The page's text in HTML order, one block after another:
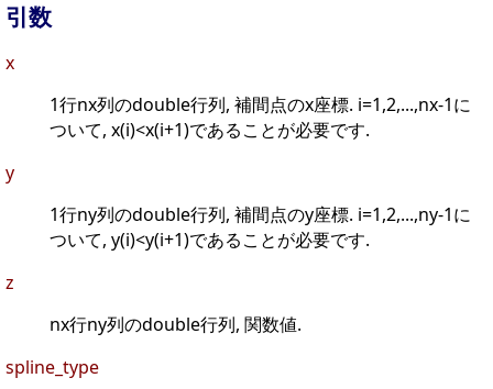
引数
x
1行nx列のdouble行列, 補間点のx座標. i=1,2,...,nx-1に
ついて, x(i)<x(i+1)であることが必要です.
y
1行ny列のdouble行列, 補間点のy座標. i=1,2,...,ny-1に
ついて, y(i)<y(i+1)であることが必要です.
z
nx行ny列のdouble行列, 関数値.
spline_type